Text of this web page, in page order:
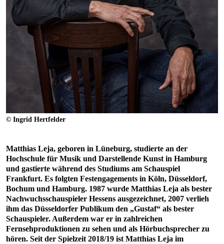
© Ingrid Hertfelder
Matthias Leja, geboren in Lüneburg, studierte an der
Hochschule für Musik und Darstellende Kunst in Hamburg
und gastierte während des Studiums am Schauspiel
Frankfurt. Es folgten Festengagements in Köln, Düsseldorf,
Bochum und Hamburg. 1987 wurde Matthias Leja als bester
Nachwuchsschauspieler Hessens ausgezeichnet, 2007 verlieh
ihm das Düsseldorfer Publikum den „Gustaf“ als bester
Schauspieler. Außerdem war er in zahlreichen
Fernsehproduktionen zu sehen und als Hörbuchsprecher zu
hören. Seit der Spielzeit 2018/19 ist Matthias Leja im